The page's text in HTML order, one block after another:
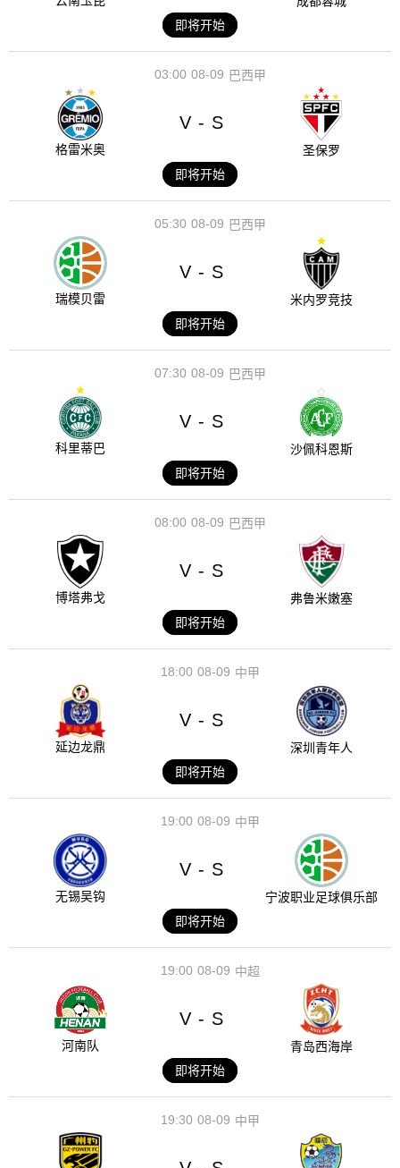
即将开始
08-09
03:00 巴西甲
格雷米奥
V - S
圣保罗
即将开始
08-09
05:30 巴西甲
瑞模贝雷
V - S
米内罗竞技
即将开始
08-09
07:30 巴西甲
科里蒂巴
V - S
沙佩科恩斯
即将开始
08-09
08:00 巴西甲
博塔弗戈
V - S
弗鲁米嫩塞
即将开始
08-09
18:00 中甲
延边龙鼎
V - S
深圳青年人
即将开始
08-09
19:00 中甲
无锡吴钩
V - S
宁波职业足球俱乐部
即将开始
08-09
19:00 中超
河南队
V - S
青岛西海岸
即将开始
08-09
19:30 中甲